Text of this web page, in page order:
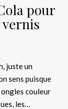
pour
vernis
juste un
sens puisque
ongles couleur
les…